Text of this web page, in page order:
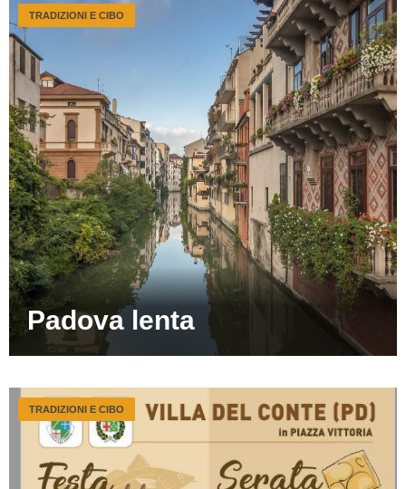
Padova lenta
TRADIZIONI E CIBO
TRADIZIONI E CIBO